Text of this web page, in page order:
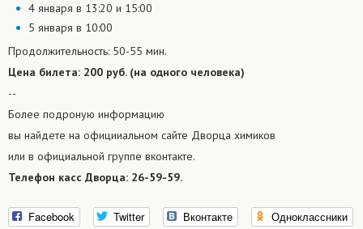
4 января в 13:20 и 15:00
5 января в 10:00
Продолжительность: 50-55 мин.
Цена билета: 200 руб. (на одного человека)
--
Более подроную информацию
вы найдете на официиальном сайте Дворца химиков
или в официальной группе вконтакте.
Телефон касс Дворца: 26-59-59.
Facebook Twitter Вконтакте
Одноклассники